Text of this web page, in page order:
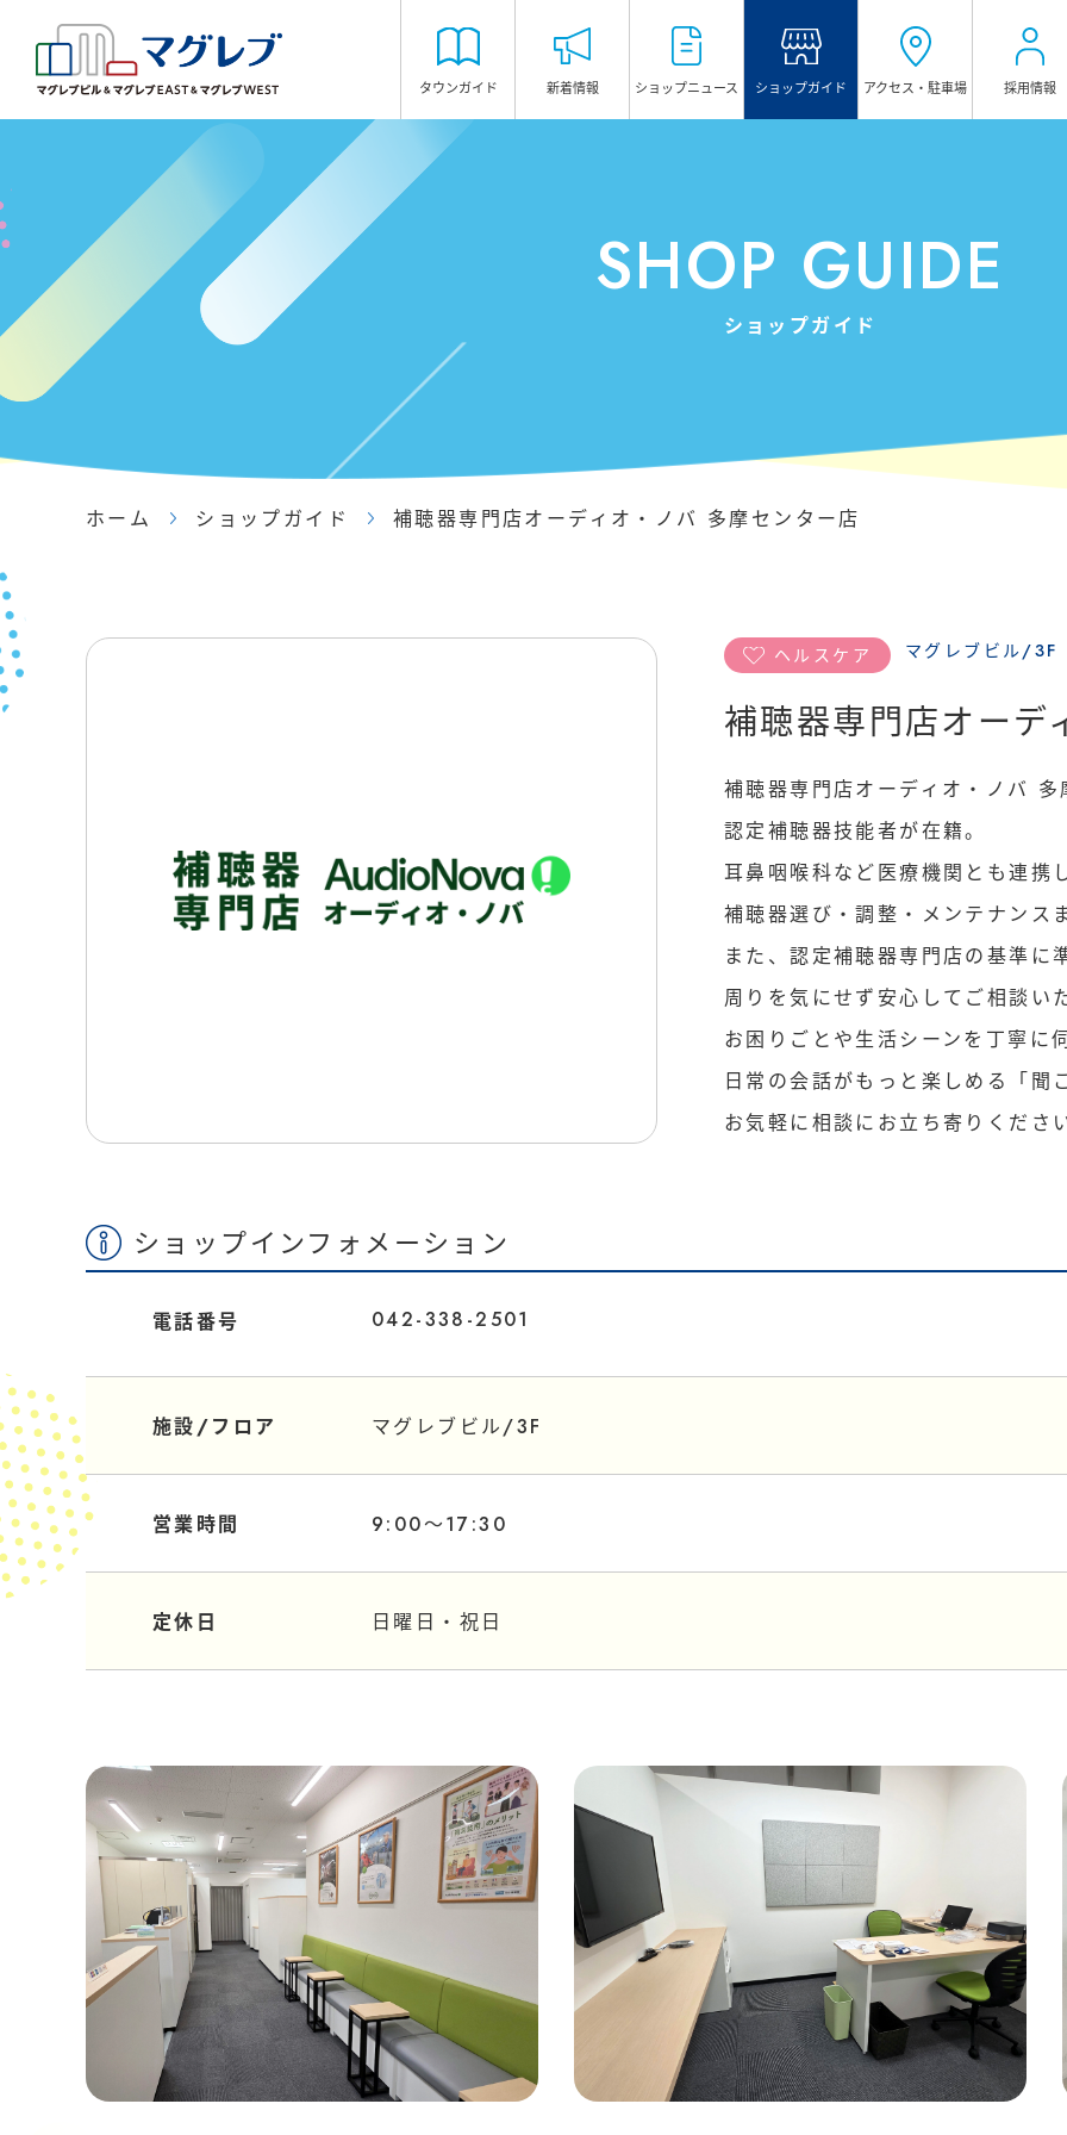
タウンガイド 新着情報 ショップニュース ショップガイド アクセス・ 駐車場 採用情報
HOME
タウンガイド
マグレブビル
INFORMATION
ショップニュース
運営会社
SHOP GUIDE
ショップガイド
ホーム ショップガイド 補聴器専門店オーディオ・ノバ 多摩センター店
ヘルスケア マグレブビル/3F
補聴器専門店オーデ
補聴器専門店オーディオ・ノバ 多
認定補聴器技能者が在籍。
耳鼻咽喉科など医療機関とも連携
補聴器選び・調整・メンテナンス
また、認定補聴器専門店の基準に
周りを気にせず安心してご相談い
お困りごとや生活シーンを丁寧に
日常の会話がもっと楽しめる「聞
お気軽に相談にお立ち寄りください
ショップインフォメーション
電話番号 042-338-2501
施設/フロア マグレブビル/3F
営業時間 9:00～17:30
定休日 日曜日・祝日